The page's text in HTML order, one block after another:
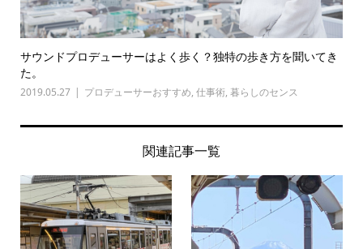
サウンドプロデューサーはよく歩く？独特の歩き方を聞いてき
た。
2019.05.27 プロデューサーおすすめ, 仕事術, 暮らしのセンス
関連記事一覧